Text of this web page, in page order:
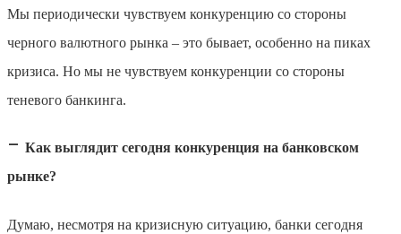
Мы периодически чувствуем конкуренцию со стороны
черного валютного рынка – это бывает, особенно на пиках
кризиса. Но мы не чувствуем конкуренции со стороны
теневого банкинга.
– Как выглядит сегодня конкуренция на банковском
рынке?
Думаю, несмотря на кризисную ситуацию, банки сегодня